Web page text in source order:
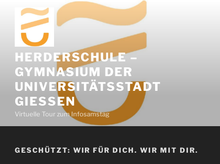
springen
HERDERSCHULE –
GYMNASIUM DER
UNIVERSITÄTSSTADT
GIESSEN
Virtuelle Tour zum Infosamstag
GESCHÜTZT: WIR FÜR DICH. WIR MIT DIR.